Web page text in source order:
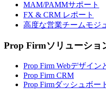
MAM/PAMMサポート
FX & CRM レポート
高度な営業チームモジ
Prop Firmソリューショ
Prop Firm Webデザイン
Prop Firm CRM
Prop Firmダッシュボー